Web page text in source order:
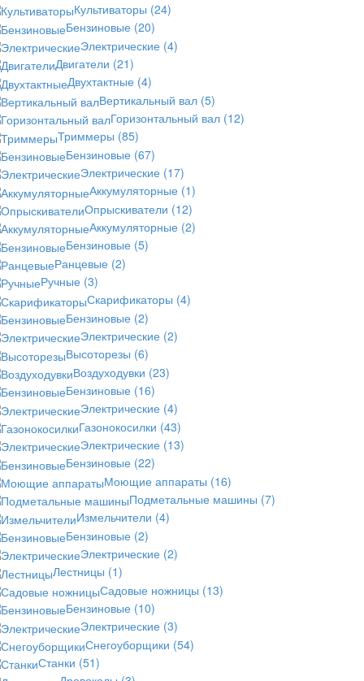
Культиваторы (24)
Бензиновые (20)
Электрические (4)
Двигатели (21)
Двухтактные (4)
Вертикальный вал (5)
Горизонтальный вал (12)
Триммеры (85)
Бензиновые (67)
Электрические (17)
Аккумуляторные (1)
Опрыскиватели (12)
Аккумуляторные (2)
Бензиновые (5)
Ранцевые (2)
Ручные (3)
Скарификаторы (4)
Бензиновые (2)
Электрические (2)
Высоторезы (6)
Воздуходувки (23)
Бензиновые (16)
Электрические (4)
Газонокосилки (43)
Электрические (13)
Бензиновые (22)
Моющие аппараты (16)
Подметальные машины (7)
Измельчители (4)
Бензиновые (2)
Электрические (2)
Лестницы (1)
Садовые ножницы (13)
Бензиновые (10)
Электрические (3)
Снегоуборщики (54)
Станки (51)